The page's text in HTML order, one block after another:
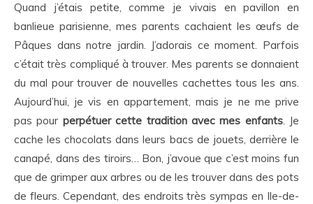
Quand j’étais petite, comme je vivais en pavillon en
banlieue parisienne, mes parents cachaient les œufs de
Pâques dans notre jardin. J’adorais ce moment. Parfois
c’était très compliqué à trouver. Mes parents se donnaient
du mal pour trouver de nouvelles cachettes tous les ans.
Aujourd’hui, je vis en appartement, mais je ne me prive
pas pour perpétuer cette tradition avec mes enfants. Je
cache les chocolats dans leurs bacs de jouets, derrière le
canapé, dans des tiroirs… Bon, j’avoue que c’est moins fun
que de grimper aux arbres ou de les trouver dans des pots
de fleurs. Cependant, des endroits très sympas en Ile-de-